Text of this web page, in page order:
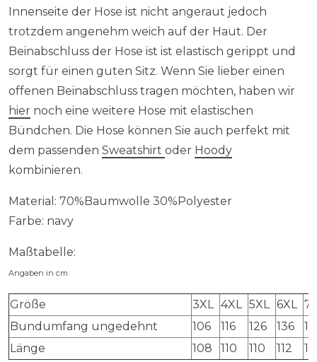
Innenseite der Hose ist nicht angeraut jedoch
trotzdem angenehm weich auf der Haut. Der
Beinabschluss der Hose ist ist elastisch gerippt und
sorgt für einen guten Sitz. Wenn Sie lieber einen
offenen Beinabschluss tragen möchten, haben wir
hier noch eine weitere Hose mit elastischen
Bündchen. Die Hose können Sie auch perfekt mit
dem passenden Sweatshirt oder Hoody
kombinieren.
Material: 70%Baumwolle 30%Polyester
Farbe: navy
Maßtabelle:
Angaben in cm
Größe 3XL 4XL 5XL 6XL
Bundumfang ungedehnt
106 116 126 136
Länge
108 110 110 112